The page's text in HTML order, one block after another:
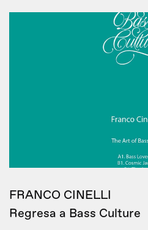
FRANCO CINELLI
Regresa a Bass Culture